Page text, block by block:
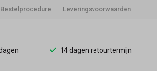
Bestelprocedure Leveringsvoorwaarden
14 dagen retourtermijn